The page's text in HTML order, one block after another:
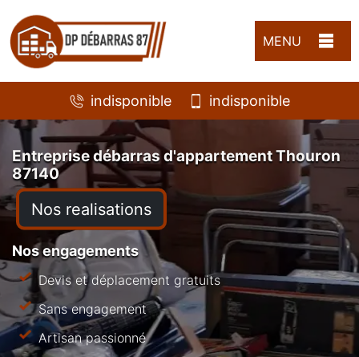
MENU
indisponible indisponible
Entreprise débarras d'appartement Thouron
87140
Nos realisations
Nos engagements
Devis et déplacement gratuits
Sans engagement
Artisan passionné